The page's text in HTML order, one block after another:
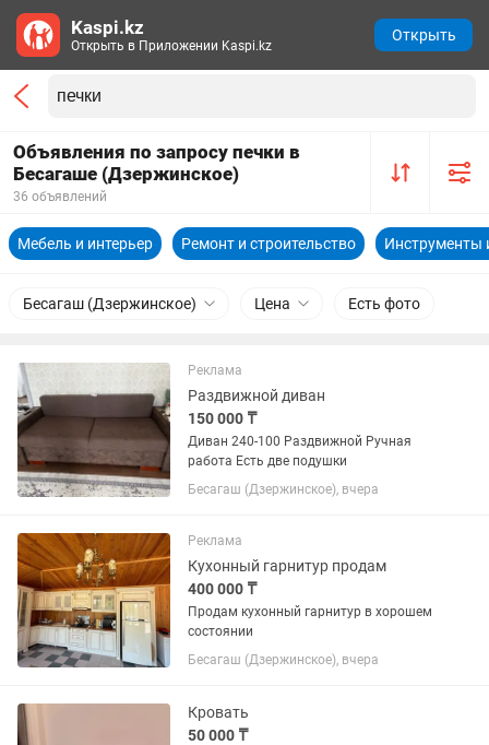
Объявления по запросу печки в
Бесагаше (Дзержинское)
36 объявлений
Мебель и интерьер Ремонт и строительство Инструменты
Бесагаш (Дзержинское) Цена Есть фото
Реклама
Раздвижной диван
150 000 ₸
Диван 240-100 Раздвижной Ручная
работа Есть две подушки
Бесагаш (Дзержинское), вчера
Реклама
Кухонный гарнитур продам
400 000 ₸
Продам кухонный гарнитур в хорошем
состоянии
Бесагаш (Дзержинское), вчера
Кровать
50 000 ₸
Kaspi.kz
Открыть в Приложении Kaspi.kz
Открыть